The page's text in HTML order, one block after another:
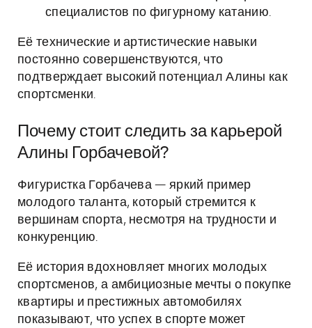
специалистов по фигурному катанию.
Её технические и артистические навыки
постоянно совершенствуются, что
подтверждает высокий потенциал Алины как
спортсменки.
Почему стоит следить за карьерой
Алины Горбачевой?
Фигуристка Горбачева — яркий пример
молодого таланта, который стремится к
вершинам спорта, несмотря на трудности и
конкуренцию.
Её история вдохновляет многих молодых
спортсменов, а амбициозные мечты о покупке
квартиры и престижных автомобилях
показывают, что успех в спорте может